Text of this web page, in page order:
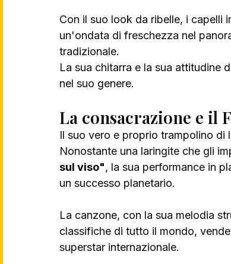
Con il suo look da ribelle, i capelli
un'ondata di freschezza nel
tradizionale.
La sua chitarra e la sua attitudine
nel suo genere.
La consacrazione e il
Il suo vero e proprio trampolino di
Nonostante una laringite che gli
sul viso", la sua performance in
un successo planetario.
La canzone, con la sua melodia
classifiche di tutto il mondo,
superstar internazionale.